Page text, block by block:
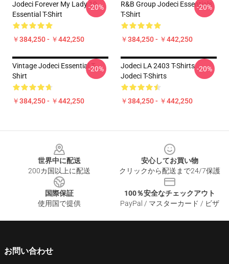
Jodeci Forever My Lady 19
Essential T-Shirt
￥384,250 - ￥442,250
-20%
R&B Group Jodeci Essentials
T-Shirt
￥384,250 - ￥442,250
-20%
Vintage Jodeci Essential T-
Shirt
￥384,250 - ￥442,250
-20%
Jodeci LA 2403 T-Shirts
Jodeci T-Shirts
￥384,250 - ￥442,250
-20%
世界中に配送
200カ国以上に配送
安心してお買い物
クリックから配送まで24/7保護
国際保証
使用国で提供
100％安全なチェックアウト
PayPal / マスターカード / ビザ
お問い合わせ